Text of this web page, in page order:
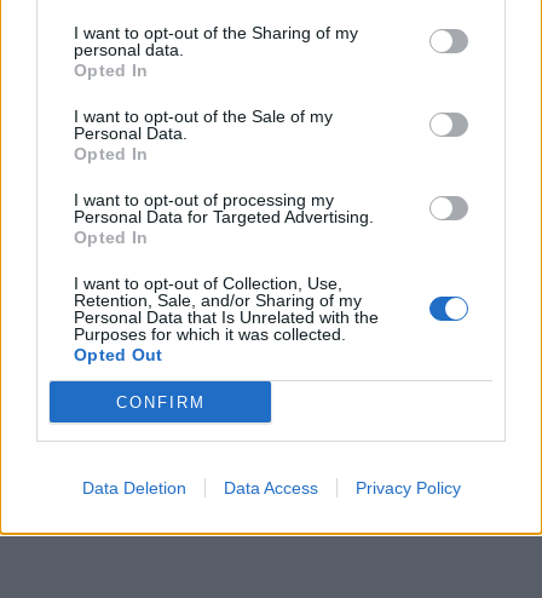
I want to opt-out of the Sharing of my
personal data.
Opted In
I want to opt-out of the Sale of my
Personal Data.
Opted In
I want to opt-out of processing my
Personal Data for Targeted Advertising.
Opted In
I want to opt-out of Collection, Use,
Retention, Sale, and/or Sharing of my
Personal Data that Is Unrelated with the
Purposes for which it was collected.
Opted Out
CONFIRM
Data Deletion Data Access Privacy Policy
Příbram modernizuje parkovací automaty.
Přibudou i tři nové poblíž Svaté Hory
Zpravodajství
Středočeský kraj upravil pravidla soutěže.
vzniku odpadu